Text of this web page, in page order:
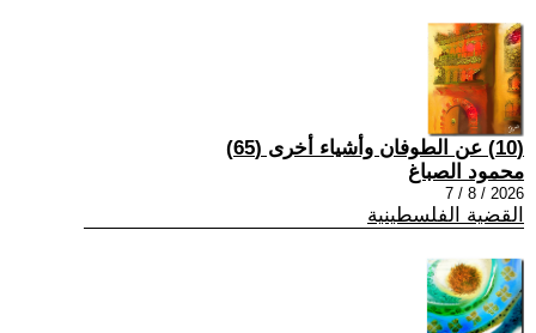
(10) عن الطوفان وأشياء أخرى (65)
محمود الصباغ
2026 / 8 / 7
القضية الفلسطينية